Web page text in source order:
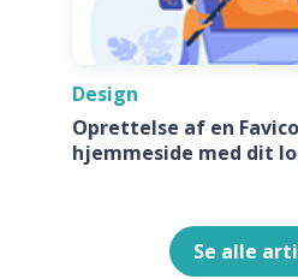
Design
Oprettelse af en
hjemmeside med dit
Se alle